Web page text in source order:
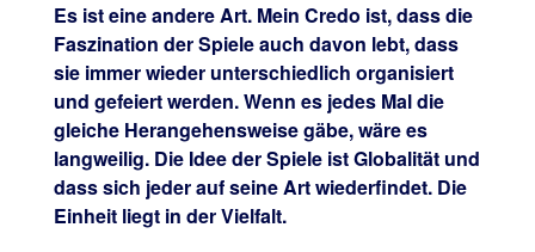
Es ist eine andere Art. Mein Credo ist, dass die
Faszination der Spiele auch davon lebt, dass
sie immer wieder unterschiedlich organisiert
und gefeiert werden. Wenn es jedes Mal die
gleiche Herangehensweise gäbe, wäre es
langweilig. Die Idee der Spiele ist Globalität und
dass sich jeder auf seine Art wiederfindet. Die
Einheit liegt in der Vielfalt.